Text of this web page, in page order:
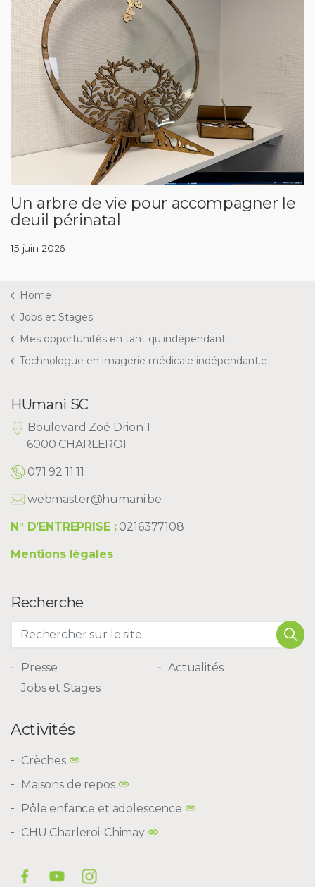
Un arbre de vie pour accompagner le
deuil périnatal
15 juin 2026
Home
Jobs et Stages
Mes opportunités en tant qu'indépendant
Technologue en imagerie médicale indépendant.e
HUmani SC
Boulevard Zoé Drion 1
6000 CHARLEROI
071 92 11 11
webmaster@humani.be
N° D’ENTREPRISE :0216377108
Mentions légales
Recherche
Presse
Actualités
Jobs et Stages
Activités
Crèches
Maisons de repos
Pôle enfance et adolescence
CHU Charleroi-Chimay